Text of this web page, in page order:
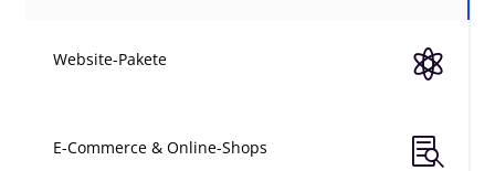

Website-Pakete

E-Commerce & Online-Shops